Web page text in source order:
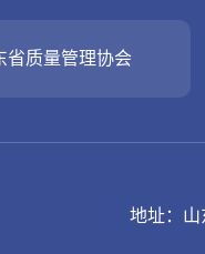
山东省工业经济联合会
地址：